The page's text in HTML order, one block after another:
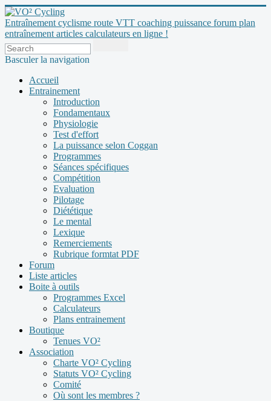
Entraînement cyclisme route VTT coaching puissance forum plan
entraînement articles calculateurs en ligne !
Basculer la navigation
Accueil
Entrainement
Introduction
Fondamentaux
Physiologie
Test d'effort
La puissance selon Coggan
Programmes
Séances spécifiques
Compétition
Evaluation
Pilotage
Diététique
Le mental
Lexique
Remerciements
Rubrique formtat PDF
Forum
Liste articles
Boite à outils
Programmes Excel
Calculateurs
Plans entrainement
Boutique
Tenues VO²
Association
Charte VO² Cycling
Statuts VO² Cycling
Comité
Où sont les membres ?